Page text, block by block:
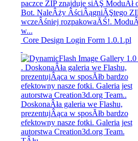
Core Design Login Form 1.0.1.pl